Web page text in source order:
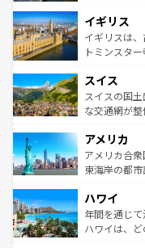
いる。シャン
香り高いラ
らに、パリ
れる地方に
を参照してほ
顔を持つこの
ルリンの文
してライン
は、お酒好きな
ドイツ情報は
イギリス
イギリスは
トミンスタ
リアごとに
ティー、ビ
戦など、本
ンツ一覧を参
スイス
スイスの国
な交通網が
の建物がその
博物館もあ
ことができ
ば市内交通費無
着のスイス
アメリカ
アメリカ合
東海岸の都
のような巨大
ンメントが
西部には大
ハワイ
年間を通じ
ハワイは、